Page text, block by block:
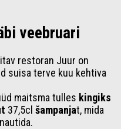
veebruari
restoran Juur on
suisa terve kuu kehtiva
maitsma tulles kingiks
37,5cl šampanjat, mida